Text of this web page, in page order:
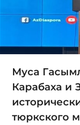
Муса
Карабаха и
тюркского